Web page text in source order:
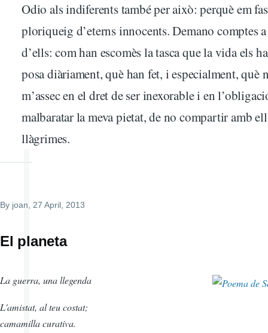
Odio als indiferents també per això: perquè em
ploriqueig d’eterns innocents. Demano comptes
d’ells: com han escomès la tasca que la vida els
posa diàriament, què han fet, i especialment, què
m’assec en el dret de ser inexorable i en
malbaratar la meva pietat, de no compartir amb
llàgrimes.
By joan, 27 April, 2013
El planeta
La guerra, una llegenda
L'amistat, al teu costat;
camamilla curativa.